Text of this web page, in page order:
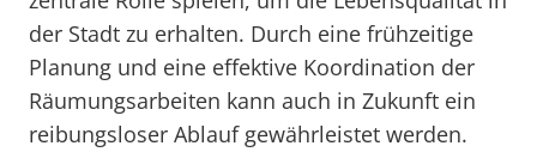
der Stadt zu erhalten. Durch eine frühzeitige
Planung und eine effektive Koordination der
Räumungsarbeiten kann auch in Zukunft ein
reibungsloser Ablauf gewährleistet werden.